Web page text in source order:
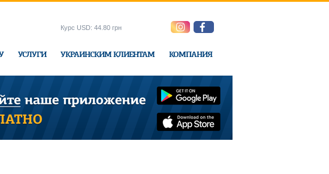
УСЛУГИ УКРАИНСКИМ КЛИЕНТАМ КОМПАНИЯ
Курс USD: 44.80 грн
офисе Ukraine-Express